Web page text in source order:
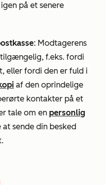
på et senere
: Modtagerens
f.eks. fordi
eller fordi den er fuld i
af den oprindelige
kontakter på et
tale om en personlig
sende din besked